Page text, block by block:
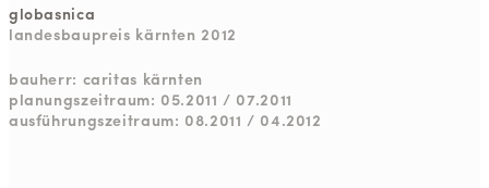
globasnica
landesbaupreis kärnten 2012
bauherr: caritas kärnten
planungszeitraum: 05.2011 / 07.2011
ausführungszeitraum: 08.2011 / 04.2012